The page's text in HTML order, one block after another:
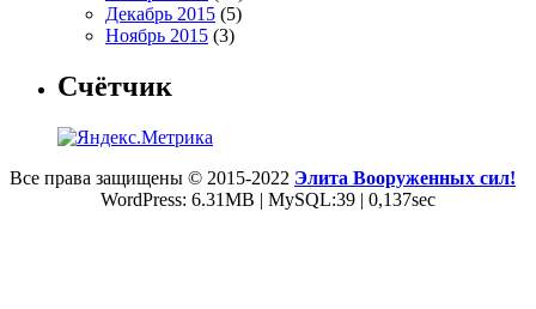
Декабрь 2015 (5)
Ноябрь 2015 (3)
Счётчик
Все права защищены © 2015-2022 Элита Вооруженных сил!
WordPress: 6.31MB | MySQL:39 | 0,137sec